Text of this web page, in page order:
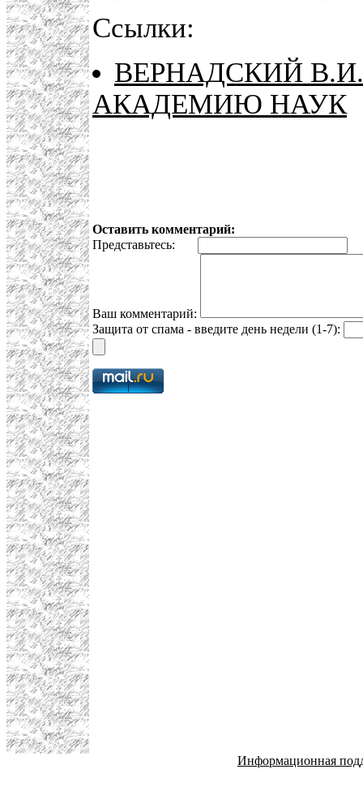
Ссылки:
ВЕРНАДСКИЙ
АКАДЕМИЮ НАУК
Оставить комментарий:
Представьтесь:
Ваш комментарий:
Защита от спама - введите день недели (1-7):
Информационная